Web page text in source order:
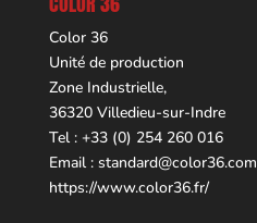
Color 36
Unité de production
Zone Industrielle,
36320 Villedieu-sur-Indre
Tel : +33 (0) 254 260 016
Email : standard@color36.com
https://www.color36.fr/